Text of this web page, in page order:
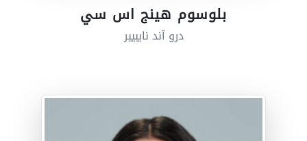
بلوسوم هينج اس سي
درو آند نايبيير